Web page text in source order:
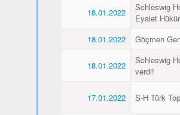
18.01.2022
Schleswig
Eyalet
18.01.2022
Göçmen
18.01.2022
Schleswig
verdi!
17.01.2022 S-H Türk